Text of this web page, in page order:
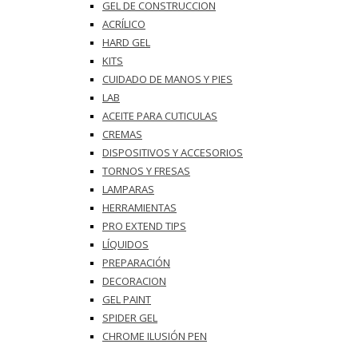
GEL DE CONSTRUCCION
ACRÍLICO
HARD GEL
KITS
CUIDADO DE MANOS Y PIES
LAB
ACEITE PARA CUTICULAS
CREMAS
DISPOSITIVOS Y ACCESORIOS
TORNOS Y FRESAS
LAMPARAS
HERRAMIENTAS
PRO EXTEND TIPS
LÍQUIDOS
PREPARACIÓN
DECORACION
GEL PAINT
SPIDER GEL
CHROME ILUSIÓN PEN